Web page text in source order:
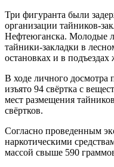
Три фигуранта были
организации
Нефтеюганска. Молодые
тайники‑закладки в
остановках и в
В ходе личного досмотра
изъято 94 свёртка с
мест размещения
свёртков.
Согласно проведенным
наркотическими
массой свыше 590